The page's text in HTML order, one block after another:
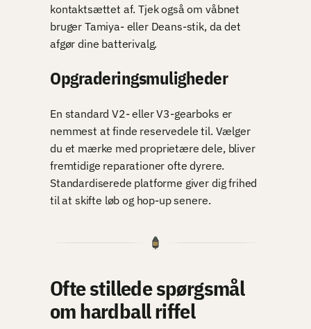
kontaktsættet af. Tjek også om våbnet
bruger Tamiya- eller Deans-stik, da det
afgør dine batterivalg.
Opgraderingsmuligheder
En standard V2- eller V3-gearboks er
nemmest at finde reservedele til. Vælger
du et mærke med proprietære dele, bliver
fremtidige reparationer ofte dyrere.
Standardiserede platforme giver dig frihed
til at skifte løb og hop-up senere.
Ofte stillede spørgsmål
om hardball riffel